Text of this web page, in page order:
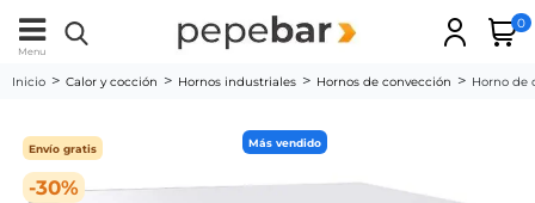
Menu
0
Inicio Calor y cocción Hornos industriales Hornos de convección Horno de
-30%
Envío gratis Más vendido